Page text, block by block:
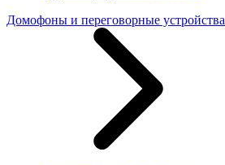
Домофоны и переговорные устройства